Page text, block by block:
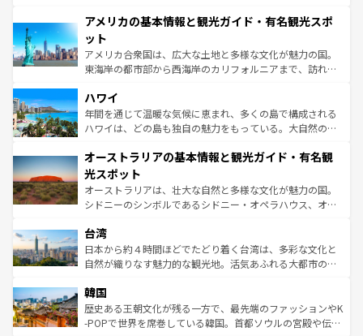
ンツ一覧を参照してほしい。
の建物がそのまま残る町や、スイスならではのユニークな
博物館もあり、アルプス観光だけでなく町歩きも満喫する
ことができる。国民の所得が高いため物価も高いが、旅行
者向けの交通パス提供のサービスもあり、うまく活用すれ
着のスイス情報は
アメリカの基本情報と観光ガイド・有名観光スポ
ット
アメリカ合衆国は、広大な土地と多様な文化が魅力の国。
東海岸の都市部から西海岸のカリフォルニアまで、訪れる
のような巨大都市は、観光、ショッピング、エンターテイ
ンメントが詰まった刺激的なスポットだ。一方、アメリカ
西部には大自然が広がり、グランドキャニオンやイエロー
部のニューオーリンズでは、音楽と美食が融合した独特の
文化が魅力。旅行者はアメリカの各地域で異なる魅力を楽
しみながら、その多様性と豊かな歴史を感じることができ
るだろう。車でのロードトリップや列車の旅も、アメリカ
情報は
ハワイ
年間を通じて温暖な気候に恵まれ、多くの島で構成される
ハワイは、どの島も独自の魅力をもっている。大自然の神
ワイ島は見逃せない。また、定番の観光地といえばオアフ
島だが、静かな自然を求めるならマウイ島やカウアイ島が
おすすめ。エメラルドグリーンに輝く海をはじめ、豊かな
文化や歴史が息づいている。「アロハスピリット」と呼ば
人々、おいしいローカルフードやハワイアンミュージッ
ク、伝統的なフラダンスなど、すべてがハワイの魅力を彩
っている。訪れるたびに新しい発見と感動が待っているハ
はコンテンツ一覧
オーストラリアの基本情報と観光ガイド・有名観
光スポット
オーストラリアは、壮大な自然と多様な文化が魅力の国。
シドニーのシンボルであるシドニー・オペラハウス、オー
リアリーフや大陸中央部にそびえるウルル（エアーズロッ
ク）、タスマニアの美しい原生林やケアンズの熱帯雨林な
ど、見どころがたくさん。また、カフェやワイン、オージ
いる。アクティビティも充実しており、サーフィンやダイ
ビング、ハイキングなど、アウトドア好きにはたまらな
い。オーストラリアの多彩な魅力を存分に味わいつくそ
台湾
日本から約４時間ほどでたどり着く台湾は、多彩な文化と
自然が織りなす魅力的な観光地。活気あふれる大都市の台
ン）、静ひつな山岳地帯である台湾東部など、都市の喧騒
と山間の静けさが共存しており、訪れる人に新しい発見と
驚きをもたらしてくれる。また、奥深い台湾の食文化も魅
韓国
歴史ある王朝文化が残る一方で、最先端のファッションやK
-POPで世界を席巻している韓国。首都ソウルの宮殿や伝統